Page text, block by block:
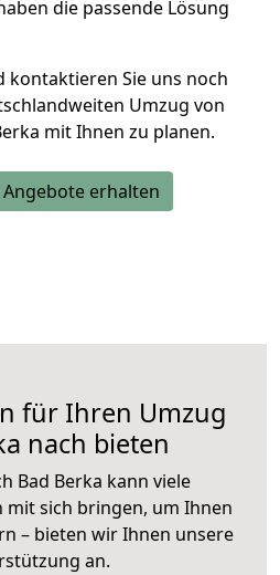
die passende Lösung
kontaktieren Sie uns noch
Umzug von
mit Ihnen zu planen.
erhalten
für Ihren Umzug
nach bieten
Bad Berka kann viele
sich bringen, um Ihnen
– bieten wir Ihnen unsere
an.